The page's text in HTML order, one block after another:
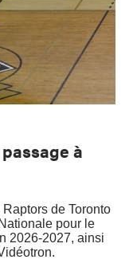
à
de Toronto
pour le
2026-2027, ainsi